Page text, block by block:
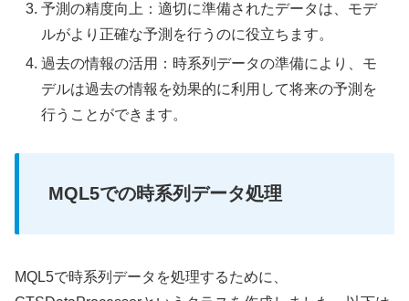
予測の精度向上：適切に準備されたデータは、モデ
ルがより正確な予測を行うのに役立ちます。
過去の情報の活用：時系列データの準備により、モ
デルは過去の情報を効果的に利用して将来の予測を
行うことができます。
MQL5での時系列データ処理
MQL5で時系列データを処理するために、